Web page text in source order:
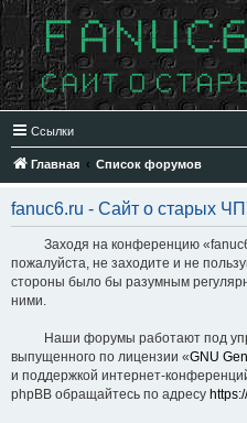
Ссылки
Главная Список форумов
fanuc6.ru - Сайт о старых
Заходя на конференцию
пожалуйста, не заходите и не
стороны было бы разумным
ними.
Наши форумы работают под
выпущенного по лицензии «GNU
и поддержкой интернет-
phpBB обращайтесь по адресу